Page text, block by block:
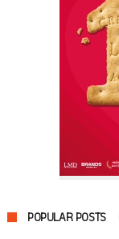
POPULAR POSTS